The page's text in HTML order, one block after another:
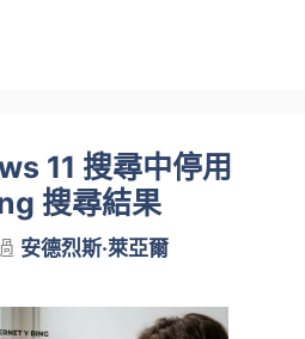
11 搜尋中停用
搜尋結果
安德烈斯·萊亞爾